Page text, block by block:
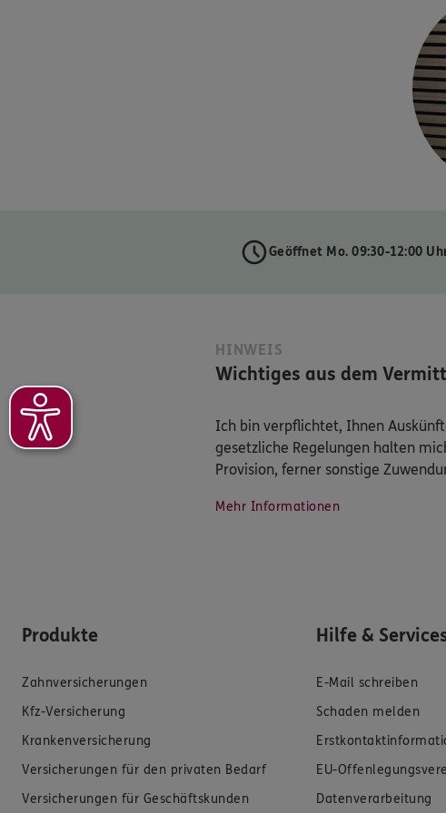
Geöffnet Mo. 09:30-12:00
HINWEIS
Wichtiges aus dem
Ich bin verpflichtet, Ihnen
gesetzliche Regelungen halten
Provision, ferner sonstige
Mehr Informationen
Produkte
Zahnversicherungen
Kfz-Versicherung
Krankenversicherung
Versicherungen für den privaten Bedarf
Versicherungen für Geschäftskunden
Hilfe &
E-Mail schreiben
Schaden melden
EU-
Datenverarbeitung